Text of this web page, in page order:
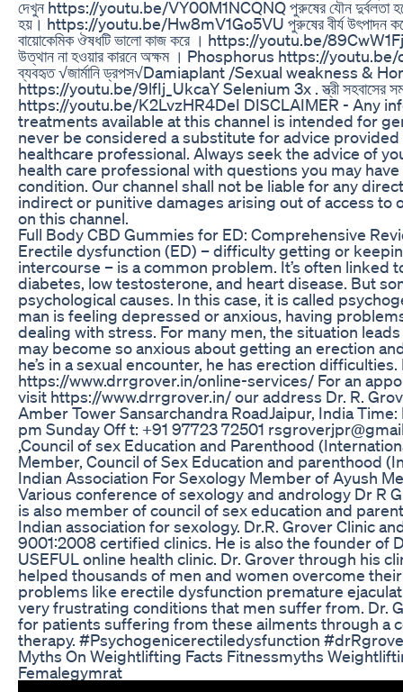
দেখুন https://youtu.be/VY00M1NCQNQ পুরুষের যৌন দুর্বলতা হলে
হয়। https://youtu.be/Hw8mV1Go5VU পুরুষের বীর্য উৎপাদন কমে
বায়োকেমিক ঔষধটি ভালো কাজ করে । https://youtu.be/89CwW1FjEeI
উত্থান না হওয়ার কারনে অক্ষম । Phosphorus https://youtu.be/
ব্যবহৃত √জার্মানি ড্রপস√Damiaplant /Sexual weakness &
https://youtu.be/9lfIj_UkcaY Selenium 3x . স্ত্রী সহবাসের সময়
https://youtu.be/K2LvzHR4DeI DISCLAIMER - Any
treatments available at this channel is intended for
never be considered a substitute for advice
healthcare professional. Always seek the advice of
health care professional with questions you may
condition. Our channel shall not be liable for any
indirect or punitive damages arising out of access to
on this channel.
Full Body CBD Gummies for ED: Comprehensive
Erectile dysfunction (ED) – difficulty getting or
intercourse – is a common problem. It’s often linked
diabetes, low testosterone, and heart disease. But
psychological causes. In this case, it is called
man is feeling depressed or anxious, having
dealing with stress. For many men, the situation
may become so anxious about getting an erection
he’s in a sexual encounter, he has erection
https://www.drrgrover.in/online-services/ For an
visit https://www.drrgrover.in/ our address Dr. R.
Amber Tower Sansarchandra RoadJaipur, India Time:
pm Sunday Off t: +91 97723 72501
,Council of sex Education and Parenthood
Member, Council of Sex Education and parenthood
Indian Association For Sexology Member of Ayush
Various conference of sexology and andrology Dr R
is also member of council of sex education and
Indian association for sexology. Dr.R. Grover Clinic
9001:2008 certified clinics. He is also the founder of
USEFUL online health clinic. Dr. Grover through his
helped thousands of men and women overcome
problems like erectile dysfunction premature
very frustrating conditions that men suffer from. Dr.
for patients suffering from these ailments through a
therapy. #Psychogenicerectiledysfunction
Myths On Weightlifting Facts Fitnessmyths
Femalegymrat